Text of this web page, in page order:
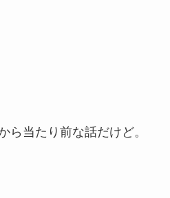
ら当たり前な話だけど。